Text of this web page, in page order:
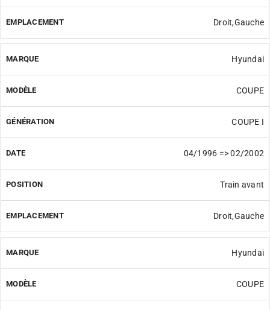
Droit,Gauche
Hyundai
COUPE
COUPE I
04/1996 => 02/2002
Train avant
Droit,Gauche
Hyundai
COUPE